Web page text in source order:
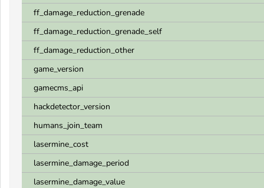
ff_damage_reduction_grenade
ff_damage_reduction_grenade_self
ff_damage_reduction_other
game_version
gamecms_api
hackdetector_version
humans_join_team
lasermine_cost
lasermine_damage_period
lasermine_damage_value